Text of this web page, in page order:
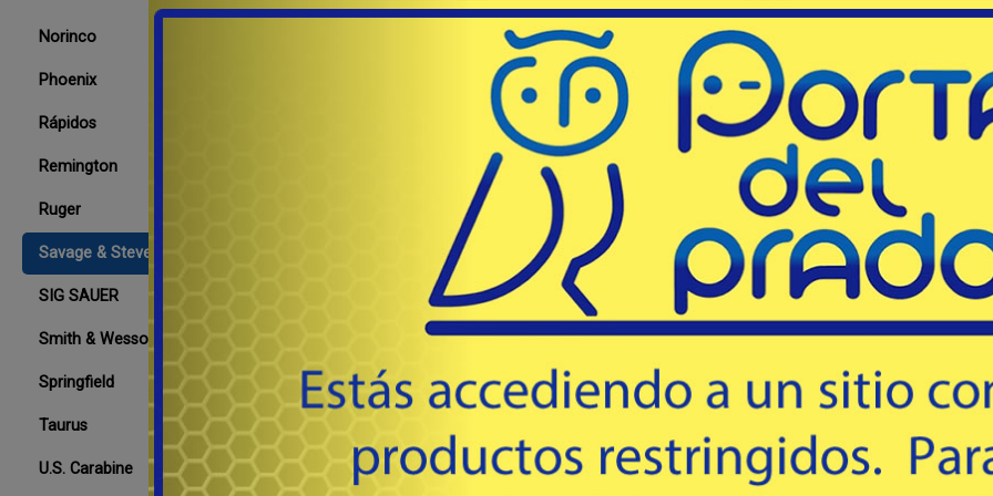
Norinco
Phoenix
Rápidos
Remington
Ruger
Savage & Stevens
SIG SAUER
Smith & Wesson
Springfield
Taurus
U.S. Carabine
*Nuestra venta es únicamente
mayorista a comercios establecidos y
habilitados. Los cargadores se
entregan originales sin modificaciones,
tal como vienen de fábrica. De ser
USD
Comprar
10 Tiros. Metálico negro.
*Nuestra venta es únicamente
mayorista a comercios establecidos y
habilitados. Los cargadores se
entregan originales sin modificaciones,
tal como vienen de fábr...
USD
Comprar
4 Tiros.
mayorista
entregan
tal
Destacado Destacado